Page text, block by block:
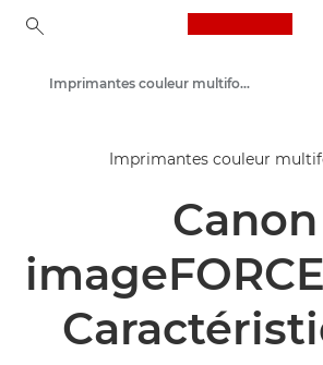
Solutions et services
Produits professionnels
Imprimantes multifonctions - Multifonctions
Imprimantes couleur multifonction
Imprimantes couleur
Canon